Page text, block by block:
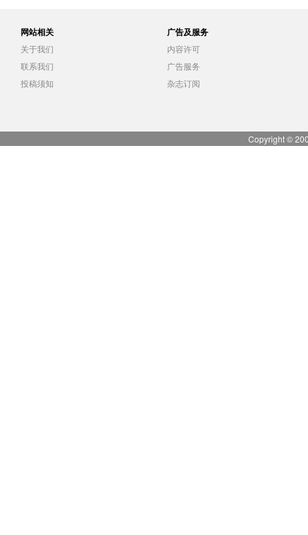
网站相关
关于我们
联系我们
投稿须知
广告及服务
内容许可
广告服务
杂志订阅
Copyright ©